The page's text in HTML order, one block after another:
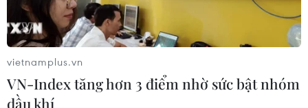
Theo dõi VietnamPlus
vietnamplus.vn
VN-Index tăng hơn 3 điểm nhờ sức bật nhóm
dầu khí